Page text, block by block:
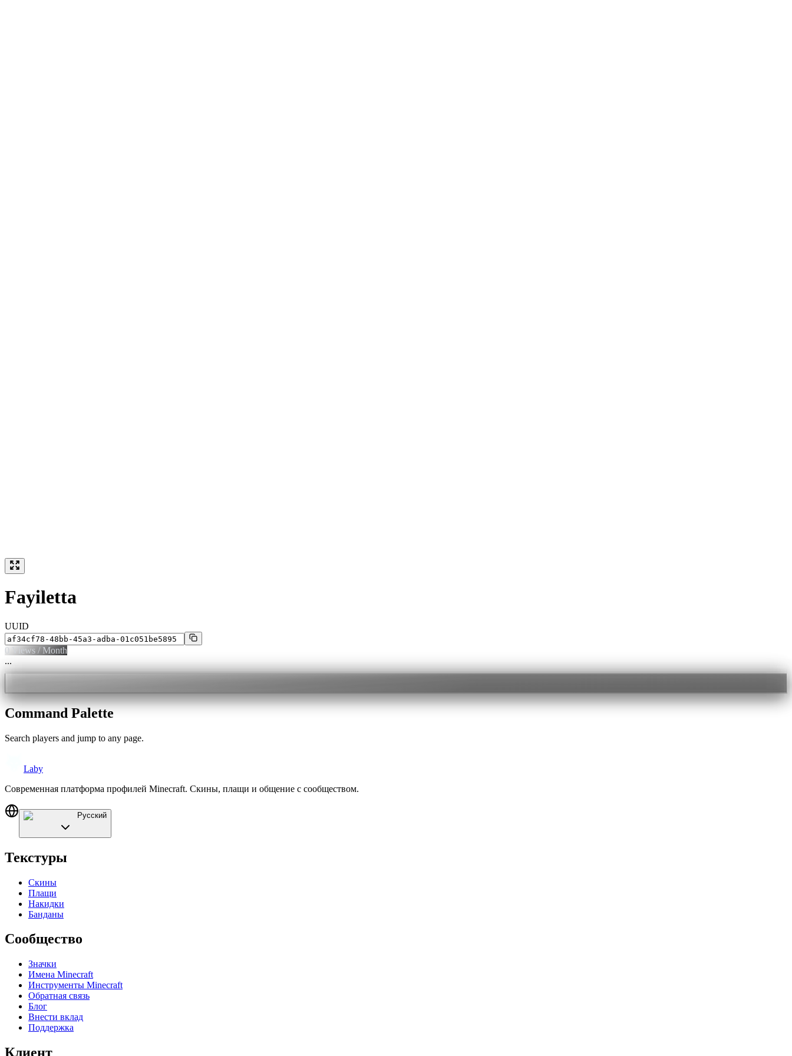
Fayiletta
UUID
0 Views / Month
...
Command Palette
Search players and jump to any page.
Laby
Современная платформа профилей Minecraft. Скины, плащи и общение с сообществом.
Русский
Текстуры
Скины
Плащи
Накидки
Банданы
Сообщество
Значки
Имена Minecraft
Инструменты Minecraft
Обратная связь
Блог
Внести вклад
Поддержка
Клиент